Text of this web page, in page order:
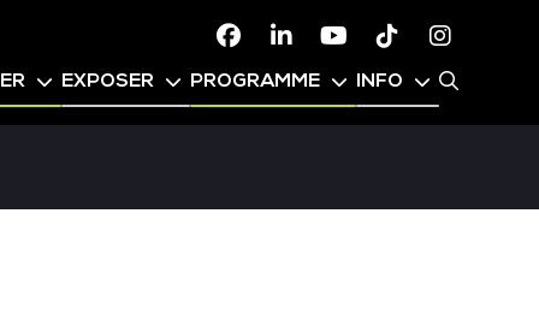
FacebookLinkedinYoutubeTikTok
EXPOSER PROGRAMME INFO